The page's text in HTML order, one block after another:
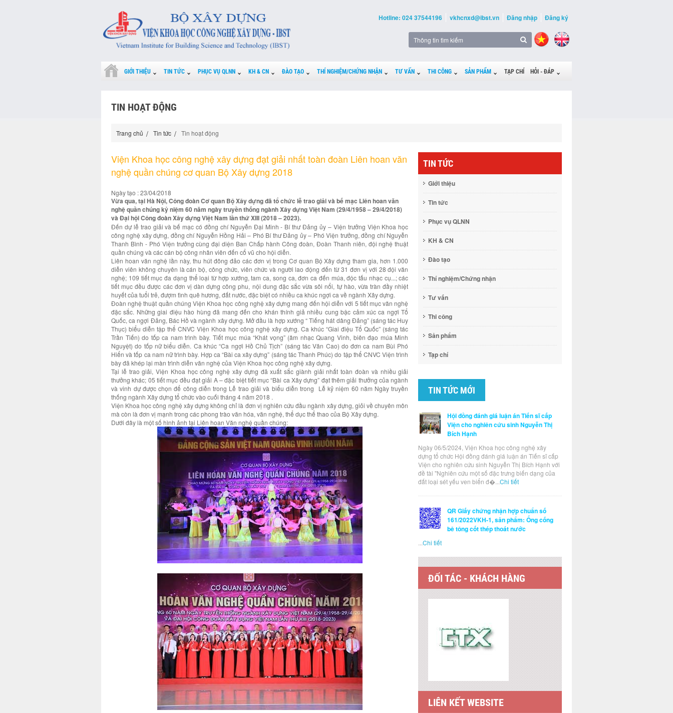
Hotline: 024 37544196 vkhcnxd@ibst.vn Đăng nhập Đăng ký
GIỚI THIỆU TIN TỨC PHỤC VỤ QLNN KH & CN ĐÀO TẠO THÍ NGHIỆM/CHỨNG NHẬN TƯ VẤN THI CÔNG SẢN PHẨM TẠP CHÍ HỎI - ĐÁP
TIN HOẠT ĐỘNG
Trang chủ Tin tức Tin hoạt động
Viện Khoa học công nghệ xây dựng đạt giải nhất toàn đoàn Liên hoan văn
nghệ quần chúng cơ quan Bộ Xây dựng 2018
Ngày tạo : 23/04/2018
Vừa qua, tại Hà Nội, Công đoàn Cơ quan Bộ Xây dựng đã tổ chức lễ trao giải và bế mạc Liên hoan văn
nghệ quần chúng kỷ niệm 60 năm ngày truyền thống ngành Xây dựng Việt Nam (29/4/1958 – 29/4/2018)
và Đại hội Công đoàn Xây dựng Việt Nam lần thứ XIII (2018 – 2023).
Đến dự lễ trao giải và bế mạc có đồng chí Nguyễn Đại Minh - Bí thư Đảng ủy – Viện trưởng Viện Khoa học
công nghệ xây dựng, đồng chí Nguyễn Hồng Hải – Phó Bí thư Đảng ủy – Phó Viện trưởng, đồng chí Nguyễn
Thanh Bình - Phó Viện trưởng cùng đại diện Ban Chấp hành Công đoàn, Đoàn Thanh niên, đội nghệ thuật
quần chúng và các cán bộ công nhân viên đến cổ vũ cho hội diễn.
Liên hoan văn nghệ lần này, thu hút đông đảo các đơn vị trong Cơ quan Bộ Xây dựng tham gia, hơn 1.000
diễn viên không chuyên là cán bộ, công chức, viên chức và người lao động đến từ 31 đơn vị với 28 đội văn
nghệ; 109 tiết mục đa dạng thể loại từ hợp xướng, tam ca, song ca, đơn ca đến múa, độc tấu nhạc cụ...; các
tiết mục đều được các đơn vị dàn dựng công phu, nội dung đặc sắc vừa sôi nổi, tự hào, vừa tràn đầy nhiệt
huyết của tuổi trẻ, đượm tình quê hương, đất nước, đặc biệt có nhiều ca khúc ngợi ca về ngành Xây dựng.
Đoàn nghệ thuật quần chúng Viện Khoa học công nghệ xây dựng mang đến hội diễn với 5 tiết mục văn nghệ
đặc sắc. Những giai điệu hào hùng đã mang đến cho khán thính giả nhiều cung bậc cảm xúc ca ngợi Tổ
Quốc, ca ngợi Đảng, Bác Hồ và ngành xây dựng. Mở đầu là hợp xướng “ Tiếng hát dâng Đảng” (sáng tác Huy
Thục) biểu diễn tập thể CNVC Viện Khoa học công nghệ xây dựng. Ca khúc “Giai điệu Tổ Quốc” (sáng tác
Trần Tiến) do tốp ca nam trình bày. Tiết mục múa “Khát vọng” (âm nhạc Quang Vinh, biên đạo múa Minh
Nguyệt) do tốp nữ biểu diễn. Ca khúc “Ca ngợi Hồ Chủ Tịch” (sáng tác Văn Cao) do đơn ca nam Bùi Phó
Hiển và tốp ca nam nữ trình bày. Hợp ca “Bài ca xây dựng” (sáng tác Thanh Phúc) do tập thể CNVC Viện trình
bày đã khép lại màn trình diễn văn nghệ của Viện Khoa học công nghệ xây dựng.
Tại lễ trao giải, Viện Khoa học công nghệ xây dựng đã xuất sắc giành giải nhất toàn đoàn và nhiều giải
thưởng khác; 05 tiết mục đều đạt giải A – đặc biệt tiết mục “Bài ca Xây dựng” đạt thêm giải thưởng của ngành
và vinh dự được chọn để công diễn trong Lễ trao giải và biểu diễn trong Lễ kỷ niệm 60 năm Ngày truyền
thống ngành Xây dựng tổ chức vào cuối tháng 4 năm 2018 .
Viện Khoa học công nghệ xây dựng không chỉ là đơn vị nghiên cứu đầu ngành xây dựng, giỏi về chuyên môn
mà còn là đơn vị mạnh trong các phong trào văn hóa, văn nghệ, thể dục thể thao của Bộ Xây dựng.
Dưới đây là một số hình ảnh tại Liên hoan Văn nghệ quần chúng:
TIN TỨC
Giới thiệu
Tin tức
Phục vụ QLNN
KH & CN
Đào tạo
Thí nghiệm/Chứng nhận
Tư vấn
Thi công
Sản phẩm
Tạp chí
TIN TỨC MỚI
Hội đồng đánh giá luận án Tiến sĩ cấp
Viện cho nghiên cứu sinh Nguyễn Thị
Bích Hạnh
Ngày 06/5/2024, Viện Khoa học công nghệ xây
dựng tổ chức Hội đồng đánh giá luận án Tiến sĩ cấp
Viện cho nghiên cứu sinh Nguyễn Thị Bích Hạnh với
đề tài "Nghiên cứu một số đặc trưng biến dạng của
đất loại sét yếu ven biển đ�...Chi tiết
QR Giấy chứng nhận hợp chuẩn số
161/2022VKH-1, sản phẩm: Ống cống
bê tông cốt thép thoát nước
...Chi tiết
ĐỐI TÁC - KHÁCH HÀNG